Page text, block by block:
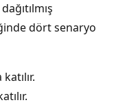
dört senaryo